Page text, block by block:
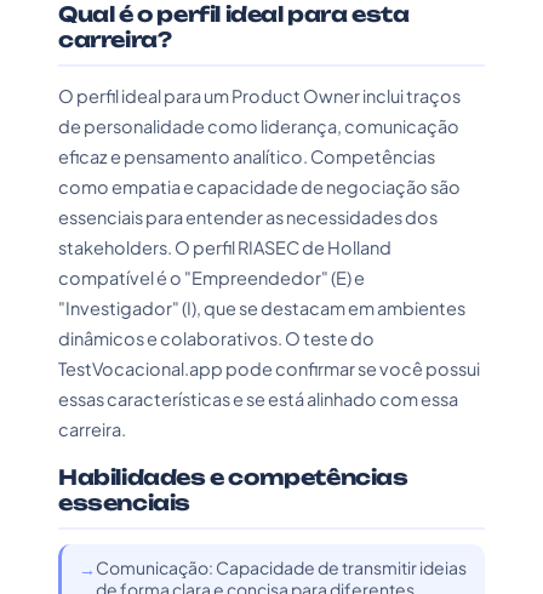
Qual é o perfil ideal para esta
carreira?
O perfil ideal para um Product Owner inclui traços
de personalidade como liderança, comunicação
eficaz e pensamento analítico. Competências
como empatia e capacidade de negociação são
essenciais para entender as necessidades dos
stakeholders. O perfil RIASEC de Holland
compatível é o "Empreendedor" (E) e
"Investigador" (I), que se destacam em ambientes
dinâmicos e colaborativos. O teste do
TestVocacional.app pode confirmar se você possui
essas características e se está alinhado com essa
carreira.
Habilidades e competências
essenciais
Comunicação: Capacidade de transmitir ideias
de forma clara e concisa para diferentes